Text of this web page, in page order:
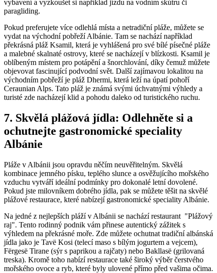
vybavení a vyzkoušet si ‌například ⁤jízdu na vodním skútru či ​
paragliding.
Pokud preferujete více⁤ odlehlá ⁢místa⁣ a⁢ netradiční pláže, můžete se ​
vydat ⁣na východní ​pobřeží ‌Albánie. ⁣Tam⁤ se ‌nachází například
překrásná ​pláž Ksamil, která je vyhlášená pro ‍své bílé písečné pláže
⁢a‌ malebné skalnaté ostrovy, které se nacházejí v blízkosti. ‍Ksamil ​je
oblíbeným místem pro ‍potápění a šnorchlování,‍ díky čemuž můžete
objevovat fascinující podvodní ⁤svět.⁤ Další ⁣zajímavou⁢ lokalitou‍ na‌
východním pobřeží ⁤je pláž‌ Dhermi,‍ která leží ​na úpatí pohoří
Ceraunian Alps. Tato​ pláž je známá ‍svými⁣ úchvatnými ⁢výhledy⁢ a
turisté​ zde nacházejí‍ klid a pohodu​ daleko od ‍turistického‌ ruchu.
7. Skvělá ​plážová jídla: Odlehněte ‍si a⁣
ochutnejte gastronomické ​speciality⁣
Albánie
Pláže v Albánii jsou opravdu něčím neuvěřitelným. Skvělá
kombinace jemného písku, teplého slunce a osvěžujícího mořského
vzduchu vytváří ideální podmínky⁣ pro ​dokonalé letní dovolené.
Pokud⁢ jste milovníkem dobrého ‍jídla,⁤ pak se můžete ​těšit na skvělé
plážové restaurace, ⁤které nabízejí‌ gastronomické speciality Albánie.
Na ⁤jedné z‍ nejlepších ⁣pláží v Albánii se nachází‌ restaurant ⁢ "Plážový⁣
raj". Tento rodinný⁢ podnik vám přinese autentický zážitek s
výhledem na překrásné moře. Zde můžete ochutnat ⁤tradiční albánská
jídla jako ​je Tavë Kosi (telecí ​maso s bílým jogurtem a vejcem),
Fërgesë Tirane (sýr s paprikou ​a rajčaty) ⁤nebo Bakllasë (grilovaná
treska). Kromě ‍toho​ nabízí restaurace také široký výběr‍ čerstvého
⁢mořského ovoce a ryb, které‌ byly ulovené přímo před vašima očima.